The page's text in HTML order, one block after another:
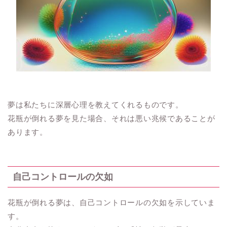
夢は私たちに深層心理を教えてくれるものです。
花瓶が倒れる夢を見た場合、それは悪い兆候であることが
あります。
自己コントロールの欠如
花瓶が倒れる夢は、自己コントロールの欠如を示していま
す。